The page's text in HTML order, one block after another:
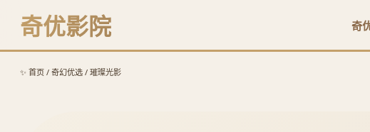
奇优影院 奇
✨ 首页 / 奇幻优选 / 璀璨光影